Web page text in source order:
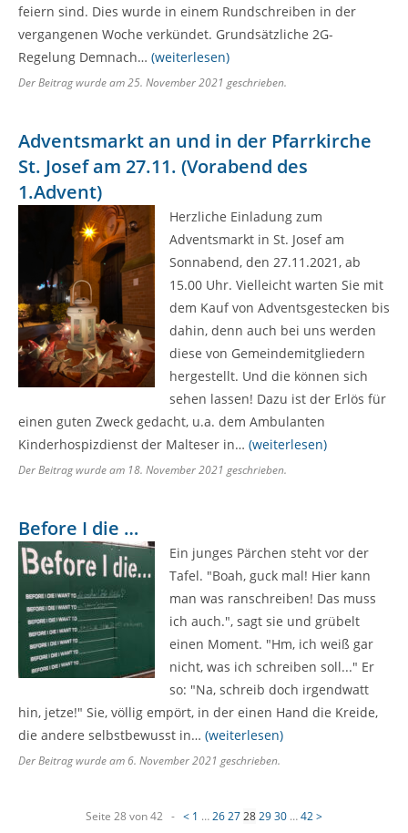
feiern sind. Dies wurde in einem Rundschreiben in der
vergangenen Woche verkündet. Grundsätzliche 2G-
Regelung Demnach… (weiterlesen)
Der Beitrag wurde am25. November 2021 geschrieben.
Adventsmarkt an und in der Pfarrkirche
St. Josef am 27.11. (Vorabend des
1.Advent)
Herzliche Einladung zum
Adventsmarkt in St. Josef am
Sonnabend, den 27.11.2021, ab
15.00 Uhr. Vielleicht warten Sie mit
dem Kauf von Adventsgestecken bis
dahin, denn auch bei uns werden
diese von Gemeindemitgliedern
hergestellt. Und die können sich
sehen lassen! Dazu ist der Erlös für
einen guten Zweck gedacht, u.a. dem Ambulanten
Kinderhospizdienst der Malteser in… (weiterlesen)
Der Beitrag wurde am 18. November 2021 geschrieben.
Before I die …
Ein junges Pärchen steht vor der
Tafel. "Boah, guck mal! Hier kann
man was ranschreiben! Das muss
ich auch.", sagt sie und grübelt
einen Moment. "Hm, ich weiß gar
nicht, was ich schreiben soll..." Er
so: "Na, schreib doch irgendwatt
hin, jetze!" Sie, völlig empört, in der einen Hand die Kreide,
die andere selbstbewusst in… (weiterlesen)
Der Beitrag wurde am6. November 2021 geschrieben.
Seite 28 von 42 - < 1 …2627282930 …42>